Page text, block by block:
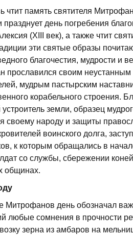
чтит память святителя
день погребения
(XIII век), а также чтит
эти святые образы
благочестия, мудрости и
прославился своим
мудрым пастырским
корабельного строения.
земли, образец
своему народу и защиты
воинского долга,
к которым обращались в
со службы, сбережении
общинах.
Митрофанов день обозначал
любые сомнения в прочности
зерна из амбаров на